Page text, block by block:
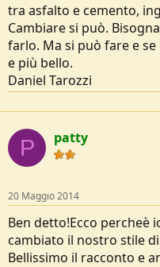
tra asfalto e cemento,
Cambiare si può.
farlo. Ma si può fare e
e più bello.
Daniel Tarozzi
P patty
20 Maggio 2014
Ben detto!Ecco percheè
cambiato il nostro stile
Bellissimo il racconto e